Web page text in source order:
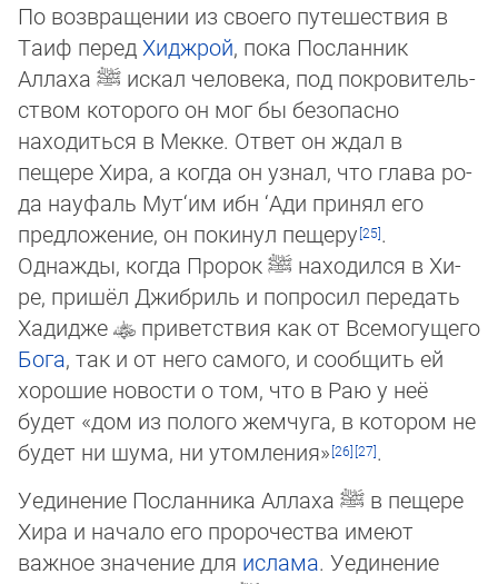
По возвращении из своего путешествия в
Таиф перед Хиджрой, пока Посланник
Аллаха ﷺ искал чело­века, под пок­ро­ви­тель­
ством которого он мог бы безопасно
находиться в Мекке. Ответ он ждал в
пещере Хира, а когда он узнал, что глава ро­
да науфаль Мут‘им ибн ‘Ади принял его
предложение, он покинул пещеру
.
Однажды, когда Пророкﷺ находился в Хи­
ре, при­шёл Джибриль и попросил передать
Хадидже
приветствия как от Всемогущего
Бога, так и от него самого, и со­об­щить ей
хорошие новости о том, что в Раю у неё
будет «дом из полого жемчуга, в котором не
будет ни шума, ни утом­ле­ния»
.
Уединение Посланника Аллаха ﷺ в пещере
Хира и начало его пророчества имеют
важное значение для ислама. Уеди­не­ние